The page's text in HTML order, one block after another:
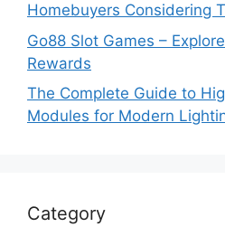
Homebuyers Considering
Go88 Slot Games –
Rewards
The Complete Guide to
Modules for Modern
Category